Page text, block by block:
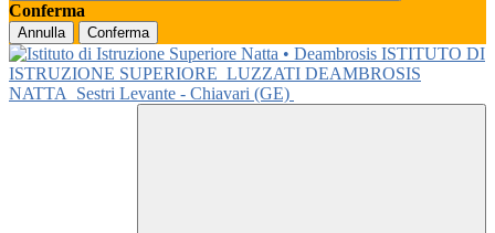
Conferma
Annulla Conferma
ISTITUTO DI
ISTRUZIONE SUPERIORE LUZZATI DEAMBROSIS
NATTA
Sestri Levante - Chiavari (GE)